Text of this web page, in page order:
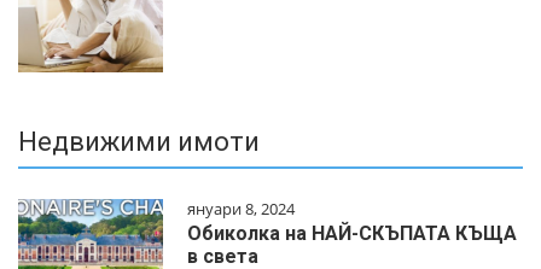
Недвижими имоти
януари 8, 2024
Обиколка на НАЙ-СКЪПАТА КЪЩА
в света